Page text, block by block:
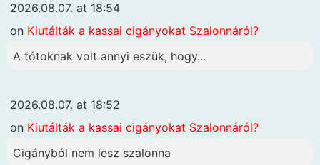
2026.08.07. at 18:54
on Kiutálták a kassai cigányokat Szalonnáról?
A tótoknak volt annyi eszük, hogy...
2026.08.07. at 18:52
on Kiutálták a kassai cigányokat Szalonnáról?
Cigányból nem lesz szalonna